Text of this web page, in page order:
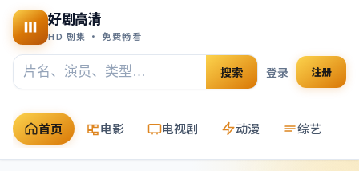
好剧高清
HD 剧集 · 免费畅看
搜索 登录 注册
首页 电影 电视剧 动漫 综艺